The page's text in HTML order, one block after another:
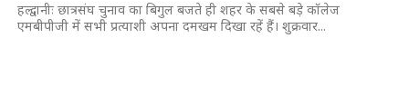
हल्द्वानीः छात्रसंघ चुनाव का बिगुल बजते ही शहर के सबसे बड़े कॉलेज
एमबीपीजी में सभी प्रत्याशी अपना दमखम दिखा रहें हैं। शुक्रवार...